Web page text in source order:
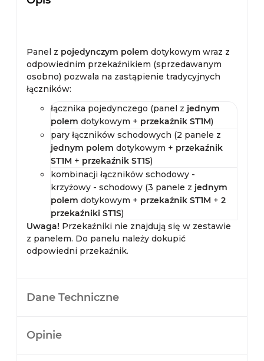
Panel z pojedynczym polem dotykowym wraz z
odpowiednim przekaźnikiem (sprzedawanym
osobno) pozwala na zastąpienie tradycyjnych
łączników:
łącznika pojedynczego (panel z jednym
polem dotykowym + przekaźnik ST1M)
pary łączników schodowych (2 panele z
jednym polem dotykowym + przekaźnik
ST1M + przekaźnik ST1S)
kombinacji łączników schodowy -
krzyżowy - schodowy (3 panele z jednym
polem dotykowym + przekaźnik ST1M + 2
przekaźniki ST1S)
Uwaga! Przekaźniki nie znajdują się w zestawie
z panelem. Do panelu należy dokupić
odpowiedni przekaźnik.
Dane Techniczne
Opinie